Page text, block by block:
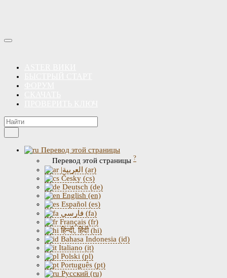
Перевод этой страницы
Перевод этой страницы ?
|العربية (ar)
Česky (cs)
Deutsch (de)
English (en)
Español (es)
فارسی (fa)
Français (fr)
हिन्दी, हिंदी (hi)
Bahasa Indonesia (id)
Italiano (it)
Polski (pl)
Português (pt)
Русский (ru)